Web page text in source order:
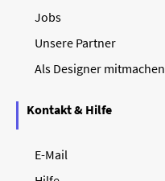
Jobs
Unsere Partner
Als Designer mitmachen
Kontakt & Hilfe
E-Mail